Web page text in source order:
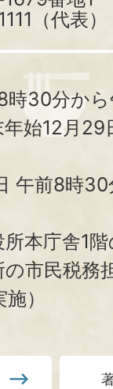
（代表）
時30分か
始12月
午前8時
本庁舎1
の市民税務
）